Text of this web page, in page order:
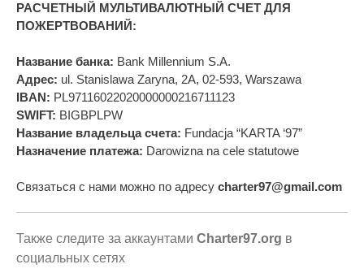
РАСЧЕТНЫЙ МУЛЬТИВАЛЮТНЫЙ СЧЕТ ДЛЯ
ПОЖЕРТВОВАНИЙ:
Название банка: Bank Millennium S.A.
Адрес: ul. Stanislawa Zaryna, 2A, 02-593, Warszawa
IBAN: PL97116022020000000216711123
SWIFT: BIGBPLPW
Название владельца счета: Fundacja “KARTA ‘97”
Назначение платежа: Darowizna na cele statutowe
Связаться с нами можно по адресу charter97@gmail.com
Также следите за аккаунтами Charter97.org в
социальных сетях